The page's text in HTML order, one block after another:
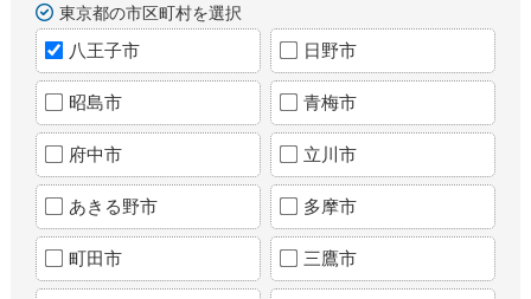
東京都の市区町村を選択
八王子市 日野市
昭島市 青梅市
府中市 立川市
あきる野市 多摩市
町田市 三鷹市